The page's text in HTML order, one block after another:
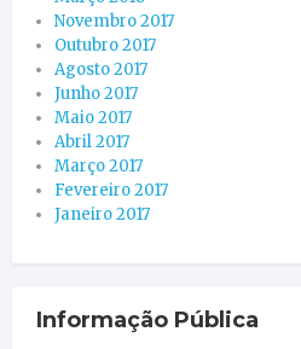
Novembro 2017
Outubro 2017
Agosto 2017
Junho 2017
Maio 2017
Abril 2017
Março 2017
Fevereiro 2017
Janeiro 2017
Informação Pública